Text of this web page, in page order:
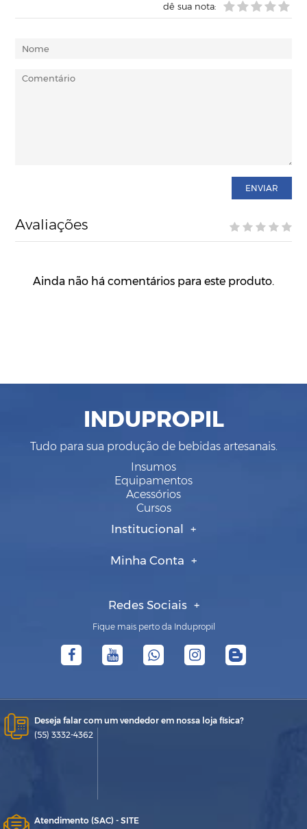
dê sua nota:
ENVIAR
Avaliações
Ainda não há comentários para este produto.
INDUPROPIL
Tudo para sua produção de bebidas artesanais.
Insumos
Equipamentos
Acessórios
Cursos
Institucional
Minha Conta
Redes Sociais
Fique mais perto da Indupropil
Deseja falar com um vendedor em nossa loja física?
(55) 3332-4362
Atendimento (SAC) - SITE